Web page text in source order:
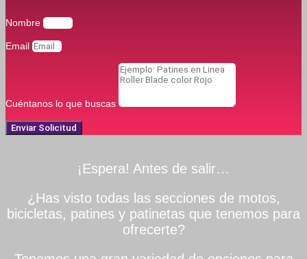
Nombre
Email
Cuéntanos lo que buscas
Enviar Solicitud
¡Espera! Antes de salir…
¿Has visto todas las secciones de motos,
bicicletas, patines y patinetas que tenemos para
ofrecerte?